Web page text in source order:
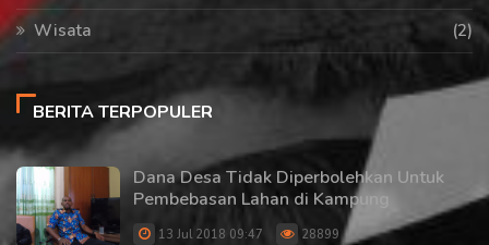
Wisata
(2)
BERITA TERPOPULER
Dana Desa Tidak Diperbolehkan Untuk
Pembebasan Lahan di Kampung
13 Jul 2018 09:47 28899